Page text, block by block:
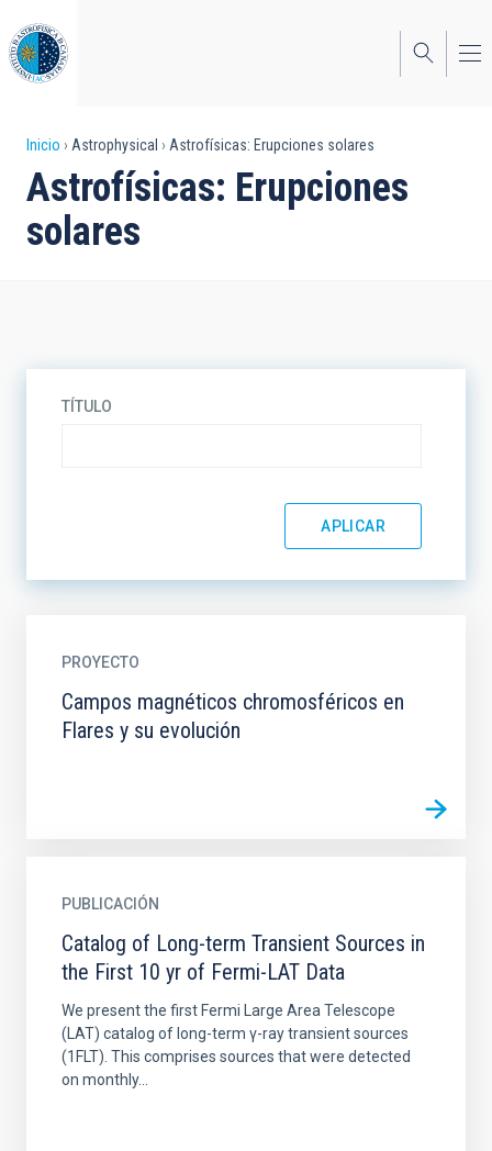
al
contenido
principal
Sobrescribir
enlaces
de
Inicio Astrophysical Astrofísicas: Erupciones solares
Astrofísicas: Erupciones
solares
TÍTULO
PROYECTO
Campos magnéticos chromosféricos en
Flares y su evolución
PUBLICACIÓN
Catalog of Long-term Transient Sources in
the First 10 yr of Fermi-LAT Data
We present the first Fermi Large Area Telescope
(LAT) catalog of long-term γ-ray transient sources
(1FLT). This comprises sources that were detected
on monthly...